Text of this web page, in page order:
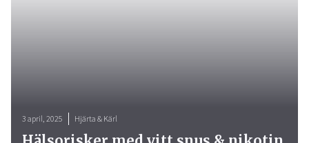
3 april, 2025 Hjärta & Kärl